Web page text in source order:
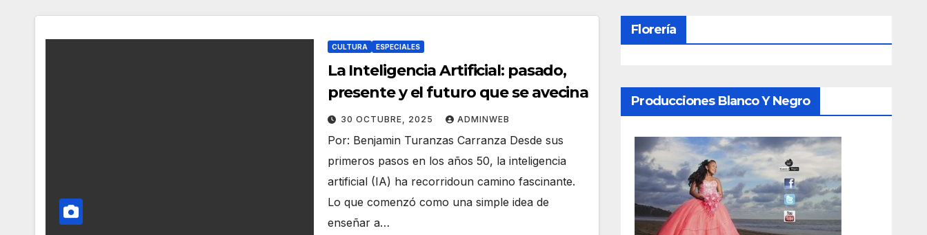
CULTURA ESPECIALES
La Inteligencia Artificial: pasado,
presente y el futuro que se avecina
30 OCTUBRE, 2025 ADMINWEB
Por: Benjamin Turanzas Carranza Desde sus
primeros pasos en los años 50, la inteligencia
artificial (IA) ha recorridoun camino fascinante.
Lo que comenzó como una simple idea de
enseñar a…
Florería
Producciones Blanco Y Negro